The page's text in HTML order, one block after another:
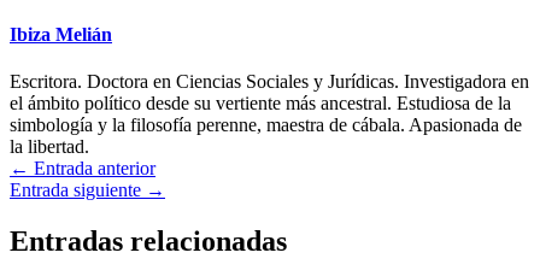
Ibiza Melián
Escritora. Doctora en Ciencias Sociales y Jurídicas. Investigadora en
el ámbito político desde su vertiente más ancestral. Estudiosa de la
simbología y la filosofía perenne, maestra de cábala. Apasionada de
la libertad.
← Entrada anterior
Entrada siguiente →
Entradas relacionadas